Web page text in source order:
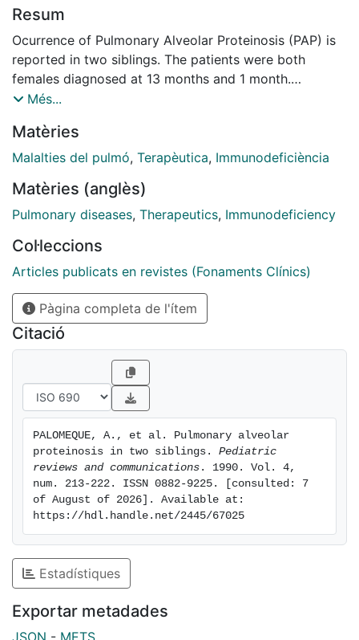
Resum
Ocurrence of Pulmonary Alveolar Proteinosis (PAP) is
reported in two siblings. The patients were both
females diagnosed at 13 months and 1 month.
Gastrointestinal symptoms with vomiting and failure to
mediated immunity was well documented in both girls.
The older sister is at present 12 years old; her clinical
months of age due to rapidly progressive respiratory
involvement. Six kindreds with familial ocurrence of
reviewed. The mortality rate was 73 per cent. We
tabulate sex, race, consanguinity, onset of initial
symptoms, age of the diagnosis, clinical course,
proven immunity disturbances, microbiological
findings and health status in all cases. We discuss the
clinical features of PAP and therapeutic approaches.
Més...
Matèries
Malalties del pulmó, Terapèutica, Immunodeficiència
Matèries (anglès)
Pulmonary diseases, Therapeutics, Immunodeficiency
Col·leccions
Articles publicats en revistes (Fonaments Clínics)
Pàgina completa de l'ítem
Citació
PALOMEQUE, A., et al. Pulmonary alveolar
proteinosis in two siblings. Pediatric
reviews and communications . 1990. Vol. 4,
num. 213-222. ISSN 0882-9225. [consulted: 7
of August of 2026]. Available at:
https://hdl.handle.net/2445/67025
Estadístiques
Exportar metadades